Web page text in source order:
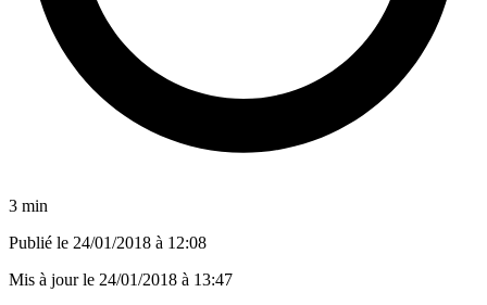
3 min
Publié le 24/01/2018 à 12:08
Mis à jour le 24/01/2018 à 13:47